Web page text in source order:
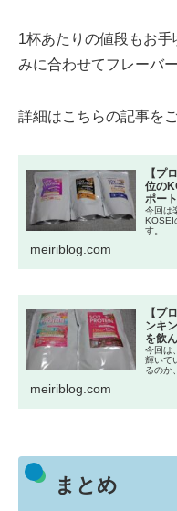
1杯あたりの値段もお
みに合わせてフレーバ
詳細はこちらの記事を
【プ
位の
ポート
今回は
KOSEI
す。
meiriblog.com
【プ
ンキ
を飲
今回は
輝いて
るのか
meiriblog.com
まとめ